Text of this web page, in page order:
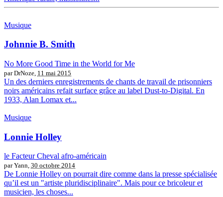
Musique
Johnnie B. Smith
No More Good Time in the World for Me
par DrNoze, 11 mai 2015
Un des derniers enregistrements de chants de travail de prisonniers
noirs américains refait surface grâce au label Dust-to-Digital. En
1933, Alan Lomax et...
Musique
Lonnie Holley
le Facteur Cheval afro-américain
par Yann, 30 octobre 2014
De Lonnie Holley on pourrait dire comme dans la presse spécialisée
qu’il est un "artiste pluridisciplinaire". Mais pour ce bricoleur et
musicien, les choses...